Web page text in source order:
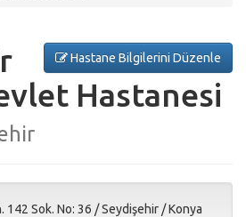
Hastane Bilgilerini Düzenle
Hastanesi
142 Sok. No: 36 /Seydişehir /Konya